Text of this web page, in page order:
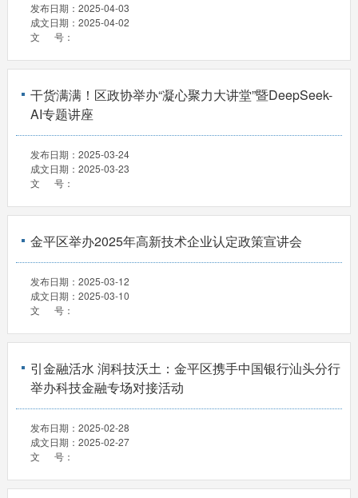
发布日期： 2025-04-03
成文日期： 2025-04-02
文 号：
干货满满！区政协举办“凝心聚力大讲堂”暨DeepSeek-
AI专题讲座
发布日期： 2025-03-24
成文日期： 2025-03-23
文 号：
金平区举办2025年高新技术企业认定政策宣讲会
发布日期： 2025-03-12
成文日期： 2025-03-10
文 号：
引金融活水 润科技沃土：金平区携手中国银行汕头分行
举办科技金融专场对接活动
发布日期： 2025-02-28
成文日期： 2025-02-27
文 号：